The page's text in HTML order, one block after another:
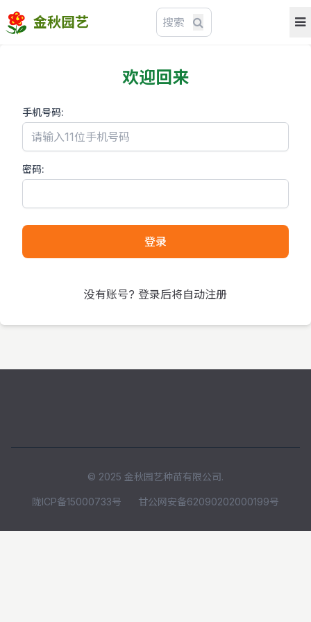
金秋园艺
欢迎回来
手机号码:
密码:
登录
没有账号? 登录后将自动注册
© 2025 金秋园艺种苗有限公司.
陇ICP备15000733号 甘公网安备62090202000199号